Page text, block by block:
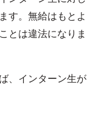
す。無給はもとよ
とは違法になりま
、インターン生が